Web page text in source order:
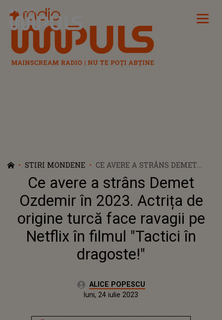
Radio Impuls
STIRI MONDENE
CE AVERE A STRÂNS DEMET
OZDEMIR ÎN 2023. ACTRIȚA DE
ORIGINE TURCĂ FACE RAVAGII
PE NETFLIX ÎN FILMUL
"TACTICI ÎN DRAGOSTE!"
Ce avere a strâns Demet
Ozdemir în 2023. Actrița de
origine turcă face ravagii pe
Netflix în filmul "Tactici în
dragoste!"
Autor:ALICE POPESCU
Publicat:
luni, 24 iulie 2023